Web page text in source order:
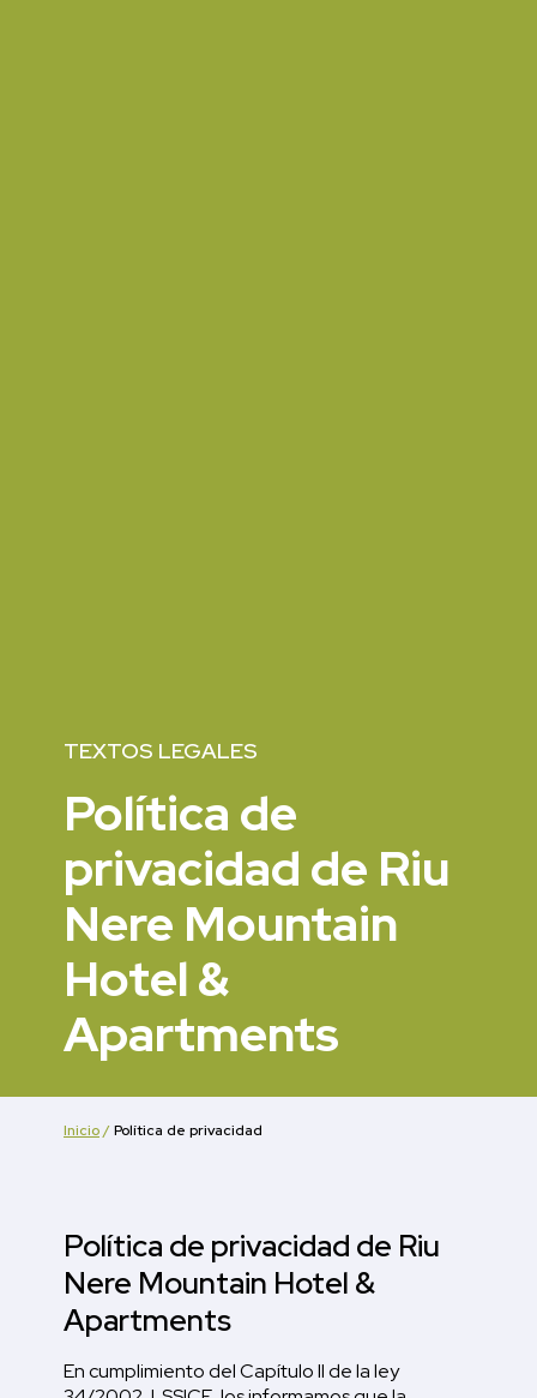
TEXTOS LEGALES
Política de
privacidad de Riu
Nere Mountain
Hotel &
Apartments
Inicio/Política de privacidad
Política de privacidad de Riu
Nere Mountain Hotel &
Apartments
En cumplimiento del Capítulo II de la ley